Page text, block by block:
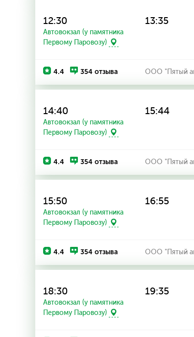
12:30
Автовокзал (у памятника
Первому Паровозу)
13:35
4.4 354 отзыва ООО "Пятый
14:40
Автовокзал (у памятника
Первому Паровозу)
15:44
4.4 354 отзыва ООО "Пятый
15:50
Автовокзал (у памятника
Первому Паровозу)
16:55
4.4 354 отзыва ООО "Пятый
18:30
Автовокзал (у памятника
Первому Паровозу)
19:35